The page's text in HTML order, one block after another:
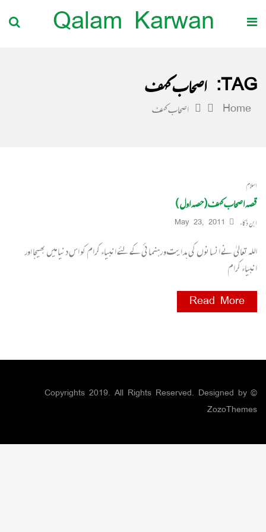
Qalam Karwan
TAG: اصحاب کہف
Home اصحاب کہف
اسلام
قصہ اصحاب کہف (حصہ اول )
ابن ذکاء May 23, 2011
اللہ تعالیٰ نے انسانوں کی ہدایت و رہنمائی کے لئے انبیاء کرام کو اس دنیا میں بھیجا اور
انبیاء کرام
Read More
© Copyrights 2019. All Rights Reserved. Designed by
ZozoThemes